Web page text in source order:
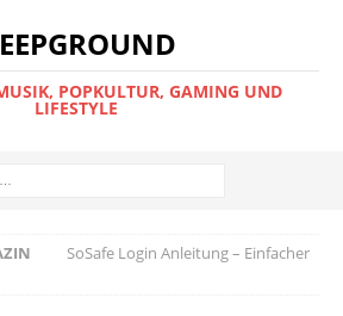
POPKULTUR, GAMING UND
LIFESTYLE
SoSafe Login Anleitung – Einfacher